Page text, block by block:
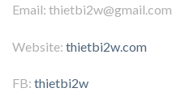
Email: thietbi2w@gmail.com
Website: thietbi2w.com
FB: thietbi2w